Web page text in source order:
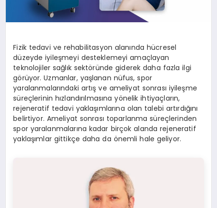
Fizik tedavi ve rehabilitasyon alanında hücresel
düzeyde iyileşmeyi desteklemeyi amaçlayan
teknolojiler sağlık sektöründe giderek daha fazla ilgi
görüyor. Uzmanlar, yaşlanan nüfus, spor
yaralanmalarındaki artış ve ameliyat sonrası iyileşme
süreçlerinin hızlandırılmasına yönelik ihtiyaçların,
rejeneratif tedavi yaklaşımlarına olan talebi artırdığını
belirtiyor. Ameliyat sonrası toparlanma süreçlerinden
spor yaralanmalarına kadar birçok alanda rejeneratif
yaklaşımlar gittikçe daha da önemli hale geliyor.